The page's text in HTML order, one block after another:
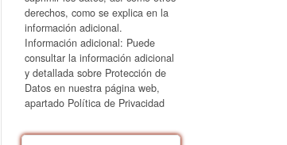
derechos, como se explica en la
información adicional.
Información adicional: Puede
consultar la información adicional
y detallada sobre Protección de
Datos en nuestra página web,
apartado Política de Privacidad